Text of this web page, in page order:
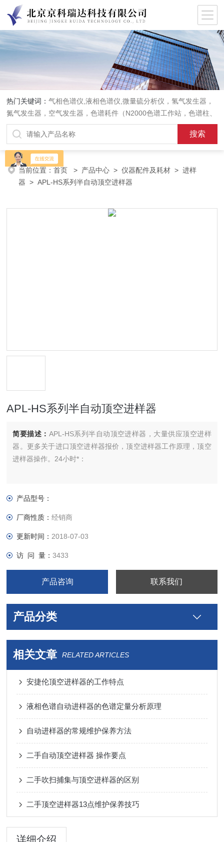
热门关键词：气相色谱仪,液相色谱仪,微量硫分析仪，氢气发生器，
氮气发生器，空气发生器，色谱耗件（N2000色谱工作站，色谱柱、
阀件、进样器、色谱担体），顶空进样器，热解析仪，紫外分光光度
计，原子吸收分光光度计，傅立叶红外光谱仪，分析天平等常规实验
室产品。
当前位置：首页 > 产品中心 >仪器配件及耗材 >进样
器 > APL-HS系列半自动顶空进样器
APL-HS系列半自动顶空进样器
简要描述： APL-HS系列半自动顶空进样器，大量供应顶空进样
器。更多关于进口顶空进样器报价，顶空进样器工作原理，顶空
进样器操作。24小时*：
产品型号：
厂商性质：经销商
更新时间： 2018-07-03
访 问 量：3433
产品咨询 联系我们
产品分类
相关文章 RELATED ARTICLES
安捷伦顶空进样器的工作特点
液相色谱自动进样器的色谱定量分析原理
自动进样器的常规维护保养方法
二手自动顶空进样器 操作要点
二手吹扫捕集与顶空进样器的区别
二手顶空进样器13点维护保养技巧
详细介绍